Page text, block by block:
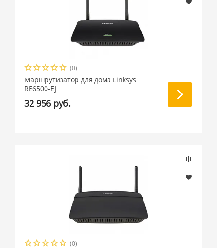
(0)
Маршрутизатор для дома Linksys
RE6500-EJ
32 956 руб.
(0)